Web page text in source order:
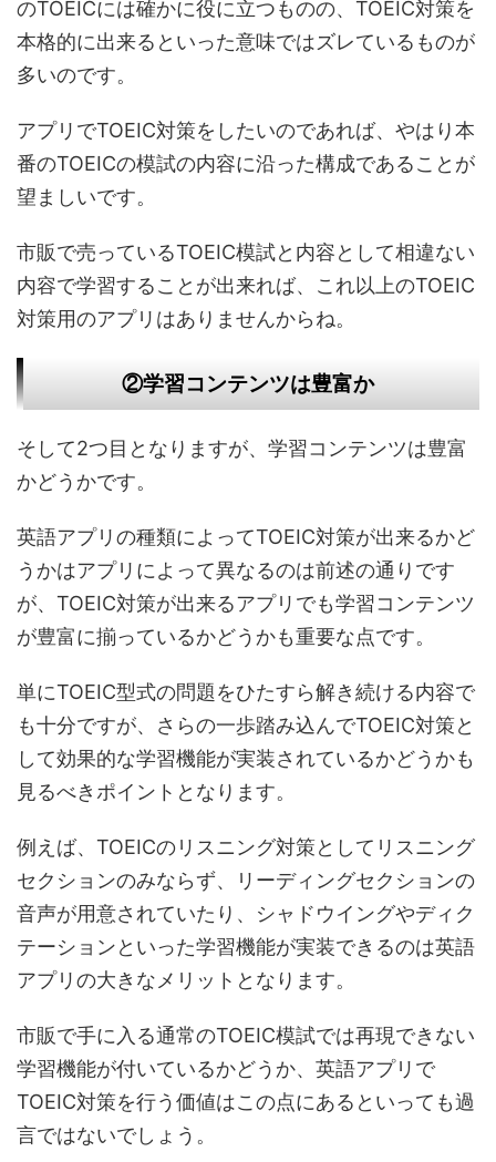
のTOEICには確かに役に立つものの、TOEIC対策を
本格的に出来るといった意味ではズレているものが
多いのです。
アプリでTOEIC対策をしたいのであれば、やはり本
番のTOEICの模試の内容に沿った構成であることが
望ましいです。
市販で売っているTOEIC模試と内容として相違ない
内容で学習することが出来れば、これ以上のTOEIC
対策用のアプリはありませんからね。
②学習コンテンツは豊富か
そして2つ目となりますが、学習コンテンツは豊富
かどうかです。
英語アプリの種類によってTOEIC対策が出来るかど
うかはアプリによって異なるのは前述の通りです
が、TOEIC対策が出来るアプリでも学習コンテンツ
が豊富に揃っているかどうかも重要な点です。
単にTOEIC型式の問題をひたすら解き続ける内容で
も十分ですが、さらの一歩踏み込んでTOEIC対策と
して効果的な学習機能が実装されているかどうかも
見るべきポイントとなります。
例えば、TOEICのリスニング対策としてリスニング
セクションのみならず、リーディングセクションの
音声が用意されていたり、シャドウイングやディク
テーションといった学習機能が実装できるのは英語
アプリの大きなメリットとなります。
市販で手に入る通常のTOEIC模試では再現できない
学習機能が付いているかどうか、英語アプリで
TOEIC対策を行う価値はこの点にあるといっても過
言ではないでしょう。